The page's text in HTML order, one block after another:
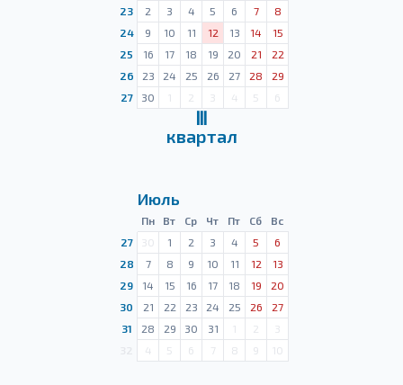
23
2 3 4 5 6 7
8
24
9 10 11 12 13 14
15
25
16 17 18 19 20 21
22
26
23 24 25 26 27 28
29
27
30 1 2 3 4 5 6
Ⅲ
квартал
Июль
Пн Вт Ср Чт Пт Сб
Вс
27
30 1 2 3 4 5
6
28
7 8 9 10 11 12
13
29
14 15 16 17 18 19
20
30
21 22 23 24 25 26
27
31
28 29 30 31 1 2
3
4 5 6 7 8 9 10